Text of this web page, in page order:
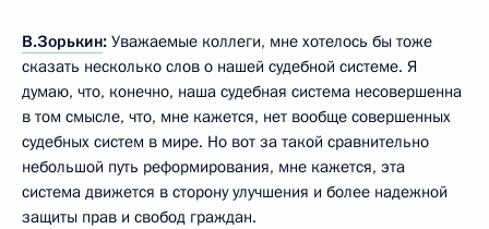
В.Зорькин: Уважаемые коллеги, мне хотелось бы тоже
сказать несколько слов о нашей судебной системе. Я
думаю, что, конечно, наша судебная система несовершенна
в том смысле, что, мне кажется, нет вообще совершенных
судебных систем в мире. Но вот за такой сравнительно
небольшой путь реформирования, мне кажется, эта
система движется в сторону улучшения и более надежной
защиты прав и свобод граждан.